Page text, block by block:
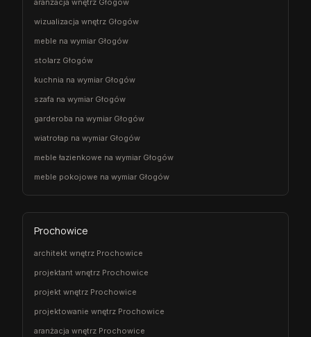
aranżacja wnętrz Głogów
wizualizacja wnętrz Głogów
meble na wymiar Głogów
stolarz Głogów
kuchnia na wymiar Głogów
szafa na wymiar Głogów
garderoba na wymiar Głogów
wiatrołap na wymiar Głogów
meble łazienkowe na wymiar Głogów
meble pokojowe na wymiar Głogów
Prochowice
architekt wnętrz Prochowice
projektant wnętrz Prochowice
projekt wnętrz Prochowice
projektowanie wnętrz Prochowice
aranżacja wnętrz Prochowice